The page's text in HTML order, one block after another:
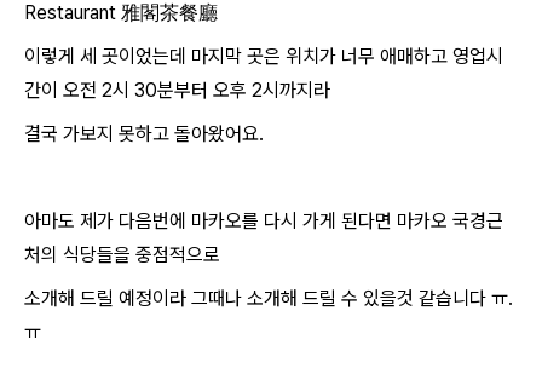
Restaurant 雅閣茶餐廳
이렇게 세 곳이었는데 마지막 곳은 위치가 너무 애매하고 영업시
간이 오전 2시 30분부터 오후 2시까지라
결국 가보지 못하고 돌아왔어요.
아마도 제가 다음번에 마카오를 다시 가게 된다면 마카오 국경근
처의 식당들을 중점적으로
소개해 드릴 예정이라 그때나 소개해 드릴 수 있을것 같습니다 ㅠ.
ㅠ